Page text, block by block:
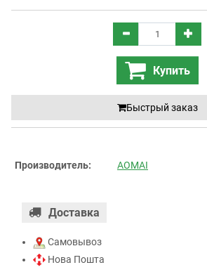
Купить
Быстрый заказ
Производитель: AOMAI
Доставка
Самовывоз
Нова Пошта